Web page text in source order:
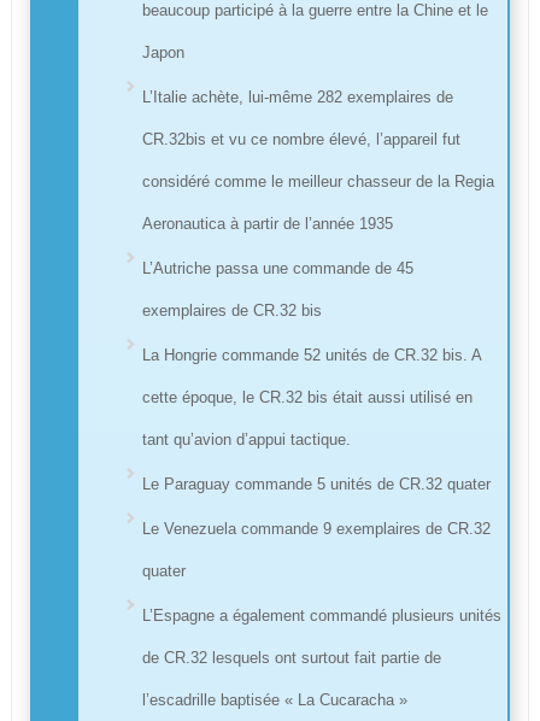
beaucoup participé à la guerre entre la Chine et le
Japon
L’Italie achète, lui-même 282 exemplaires de
CR.32bis et vu ce nombre élevé, l’appareil fut
considéré comme le meilleur chasseur de la Regia
Aeronautica à partir de l’année 1935
L’Autriche passa une commande de 45
exemplaires de CR.32 bis
La Hongrie commande 52 unités de CR.32 bis. A
cette époque, le CR.32 bis était aussi utilisé en
tant qu’avion d’appui tactique.
Le Paraguay commande 5 unités de CR.32 quater
Le Venezuela commande 9 exemplaires de CR.32
quater
L’Espagne a également commandé plusieurs unités
de CR.32 lesquels ont surtout fait partie de
l’escadrille baptisée « La Cucaracha »